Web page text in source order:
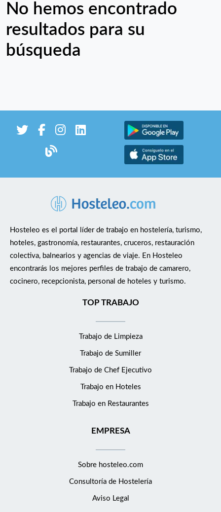
No hemos encontrado
resultados para su
búsqueda
Hosteleo es el portal líder de trabajo en hostelería, turismo,
hoteles, gastronomía, restaurantes, cruceros, restauración
colectiva, balnearios y agencias de viaje. En Hosteleo
encontrarás los mejores perfiles de trabajo de camarero,
cocinero, recepcionista, personal de hoteles y turismo.
TOP TRABAJO
Trabajo de Limpieza
Trabajo de Sumiller
Trabajo de Chef Ejecutivo
Trabajo en Hoteles
Trabajo en Restaurantes
EMPRESA
Sobre hosteleo.com
Consultoría de Hostelería
Aviso Legal